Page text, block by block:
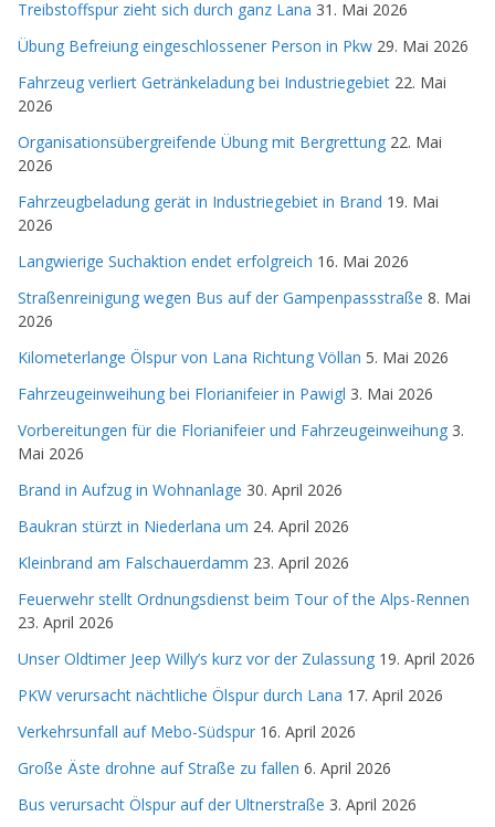
Treibstoffspur zieht sich durch ganz Lana 31. Mai 2026
Übung Befreiung eingeschlossener Person in Pkw 29. Mai 2026
Fahrzeug verliert Getränkeladung bei Industriegebiet 22. Mai
2026
Organisationsübergreifende Übung mit Bergrettung 22. Mai
2026
Fahrzeugbeladung gerät in Industriegebiet in Brand 19. Mai
2026
Langwierige Suchaktion endet erfolgreich 16. Mai 2026
Straßenreinigung wegen Bus auf der Gampenpassstraße 8. Mai
2026
Kilometerlange Ölspur von Lana Richtung Völlan 5. Mai 2026
Fahrzeugeinweihung bei Florianifeier in Pawigl 3. Mai 2026
Vorbereitungen für die Florianifeier und Fahrzeugeinweihung 3.
Mai 2026
Brand in Aufzug in Wohnanlage 30. April 2026
Baukran stürzt in Niederlana um 24. April 2026
Kleinbrand am Falschauerdamm 23. April 2026
Feuerwehr stellt Ordnungsdienst beim Tour of the Alps-Rennen
23. April 2026
Unser Oldtimer Jeep Willy’s kurz vor der Zulassung 19. April 2026
PKW verursacht nächtliche Ölspur durch Lana 17. April 2026
Verkehrsunfall auf Mebo-Südspur 16. April 2026
Große Äste drohne auf Straße zu fallen 6. April 2026
Bus verursacht Ölspur auf der Ultnerstraße 3. April 2026